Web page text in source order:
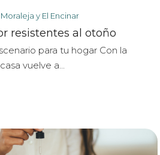
y El Encinar
resistentes al otoño
para tu hogar Con la
vuelve a...